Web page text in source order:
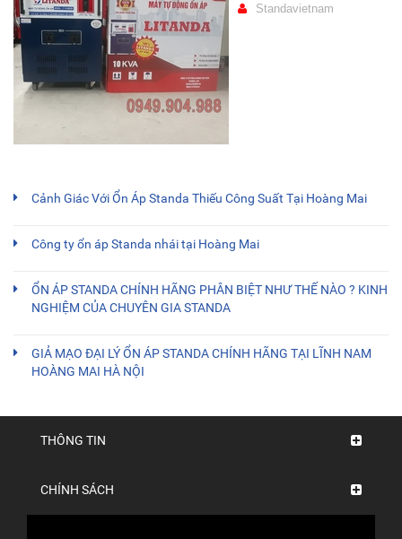
Standavietnam
Cảnh Giác Với Ổn Áp Standa Thiếu Công Suất Tại Hoàng Mai
Công ty ổn áp Standa nhái tại Hoàng Mai
ỔN ÁP STANDA CHÍNH HÃNG PHÂN BIỆT NHƯ THẾ NÀO ? KINH
NGHIỆM CỦA CHUYÊN GIA STANDA
GIẢ MẠO ĐẠI LÝ ỔN ÁP STANDA CHÍNH HÃNG TẠI LĨNH NAM
HOÀNG MAI HÀ NỘI
THÔNG TIN
CHÍNH SÁCH